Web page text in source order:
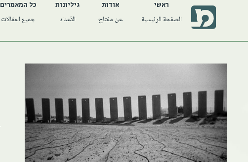
ראשי
الصفحة الرئيسية
אודות
عن مفتاح
גיליונות
الأعداد
כל המאמרים
جميع المقالات